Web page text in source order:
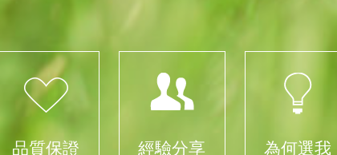
品質保證 經驗分享 為何選我